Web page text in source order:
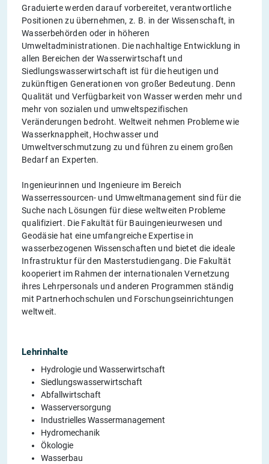
Graduierte werden darauf vorbereitet, verantwortliche
Positionen zu übernehmen, z. B. in der Wissenschaft, in
Wasserbehörden oder in höheren
Umweltadministrationen. Die nachhaltige Entwicklung in
allen Bereichen der Wasserwirtschaft und
Siedlungswasserwirtschaft ist für die heutigen und
zukünftigen Generationen von großer Bedeutung. Denn
Qualität und Verfügbarkeit von Wasser werden mehr und
mehr von sozialen und umweltspezifischen
Veränderungen bedroht. Weltweit nehmen Probleme wie
Wasserknappheit, Hochwasser und
Umweltverschmutzung zu und führen zu einem großen
Bedarf an Experten.
Ingenieurinnen und Ingenieure im Bereich
Wasserressourcen- und Umweltmanagement sind für die
Suche nach Lösungen für diese weltweiten Probleme
qualifiziert. Die Fakultät für Bauingenieurwesen und
Geodäsie hat eine umfangreiche Expertise in
wasserbezogenen Wissenschaften und bietet die ideale
Infrastruktur für den Masterstudiengang. Die Fakultät
kooperiert im Rahmen der internationalen Vernetzung
ihres Lehrpersonals und anderen Programmen ständig
mit Partnerhochschulen und Forschungseinrichtungen
weltweit.
Lehrinhalte
Hydrologie und Wasserwirtschaft
Siedlungswasserwirtschaft
Abfallwirtschaft
Wasserversorgung
Industrielles Wassermanagement
Hydromechanik
Ökologie
Wasserbau